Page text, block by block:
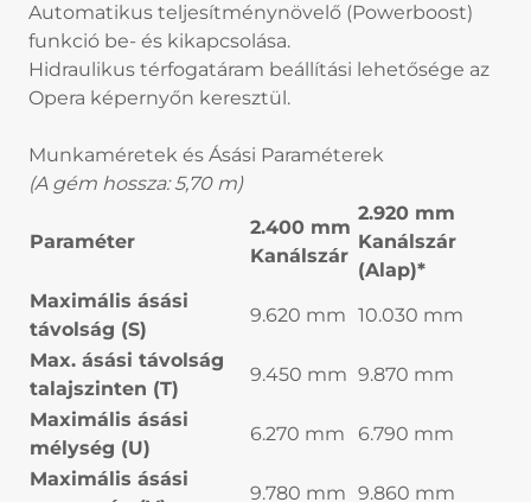
Automatikus teljesítménynövelő (Powerboost)
funkció be- és kikapcsolása.
Hidraulikus térfogatáram beállítási lehetősége az
Opera képernyőn keresztül.
Munkaméretek és Ásási Paraméterek
(A gém hossza: 5,70 m)
Paraméter
2.400 mm
Kanálszár
2.920 mm
Kanálszár
(Alap)*
Maximális ásási
távolság (S)
9.620 mm 10.030 mm
Max. ásási távolság
talajszinten (T)
9.450 mm 9.870 mm
Maximális ásási
mélység (U)
6.270 mm
6.790 mm
Maximális ásási
9.780 mm 9.860 mm